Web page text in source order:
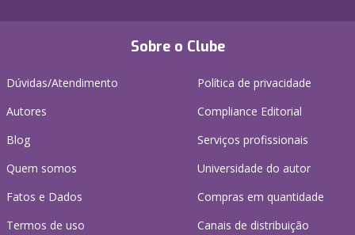
Sobre o Clube
Dúvidas/Atendimento
Autores
Blog
Quem somos
Fatos e Dados
Termos de uso
Política de privacidade
Compliance Editorial
Serviços profissionais
Universidade do autor
Compras em quantidade
Canais de distribuição